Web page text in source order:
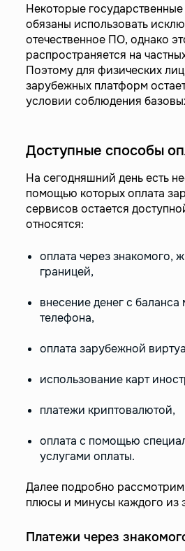
Некоторые государственные
обязаны использовать
отечественное ПО, однако
распространяется на
Поэтому для физических
зарубежных платформ
условии соблюдения
Доступные способы
На сегодняшний день есть
помощью которых оплата
сервисов остается
относятся:
оплата через знакомого,
границей,
внесение денег с баланса
телефона,
оплата зарубежной
использование карт
платежи криптовалютой,
оплата с помощью
услугами оплаты.
Далее подробно
плюсы и минусы каждого из
Платежи через